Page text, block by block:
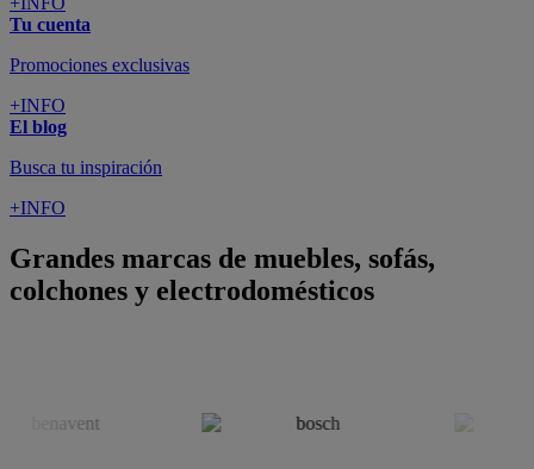
Tu cuenta
Promociones exclusivas
+INFO
El blog
Busca tu inspiración
+INFO
Grandes marcas de muebles, sofás,
colchones y electrodomésticos